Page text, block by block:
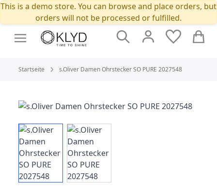
This is a demo store. You can browse and place orders, but
orders will not be processed or fulfilled.
Suche
Cart
Startseite s.Oliver Damen Ohrstecker SO PURE 2027548